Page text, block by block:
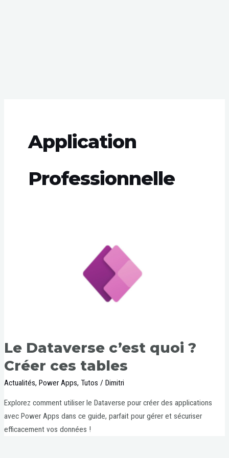
Application
Professionnelle
Le Dataverse c’est quoi ?
Créer ces tables
Actualités,Power Apps,Tutos /Dimitri
Explorez comment utiliser le Dataverse pour créer des applications
avec Power Apps dans ce guide, parfait pour gérer et sécuriser
efficacement vos données !